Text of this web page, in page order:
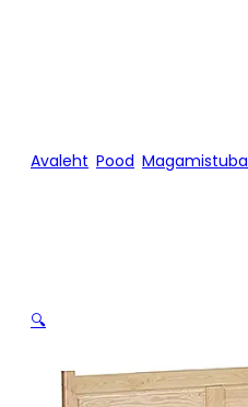
Avaleht Pood Magamistuba
🔍